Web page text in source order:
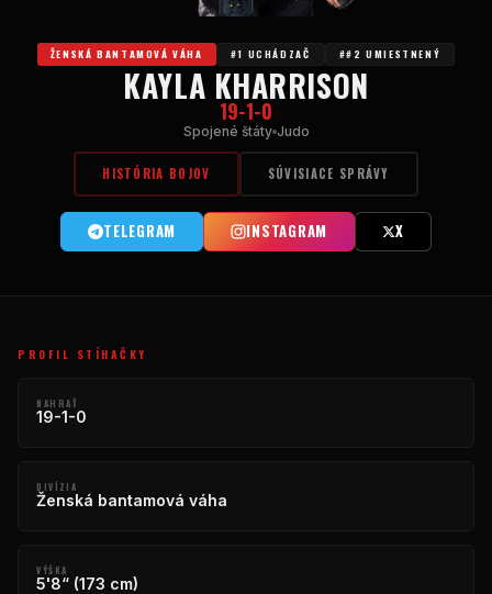
ŽENSKÁ BANTAMOVÁ VÁHA #1 UCHÁDZAČ ##2 UMIESTNENÝ
KAYLA KHARRISON
19-1-0
Spojené štáty Judo
HISTÓRIA BOJOV SÚVISIACE SPRÁVY
TELEGRAM INSTAGRAM X
PROFIL STÍHAČKY
NAHRAŤ
19-1-0
DIVÍZIA
Ženská bantamová váha
VÝŠKA
5'8“ (173 cm)